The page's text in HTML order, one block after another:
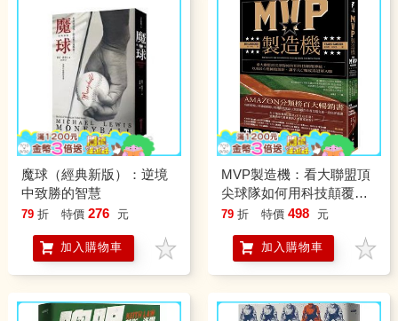
魔球（經典新版）：逆境
中致勝的智慧
79 折 特價 276 元
加入購物車
MVP製造機：看大聯盟頂
尖球隊如何用科技顛覆傳
統、以成長心態擁抱創
79 折 特價 498 元
加入購物車